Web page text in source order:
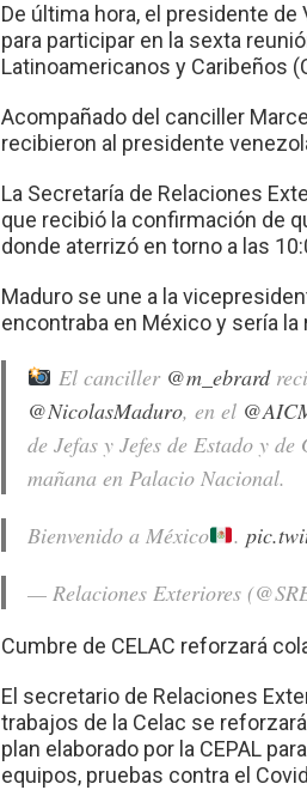
De última hora, el presidente
para participar en la sexta
Latinoamericanos y Caribeños
Acompañado del canciller
recibieron al presidente
La Secretaría de Relaciones
que recibió la confirmación de
donde aterrizó en torno a las
Maduro se une a la
encontraba en México y sería
El canciller @m_ebrard
@NicolasMaduro, en el
de Jefas y Jefes de Estado y
mañana en Palacio Nacional.
Bienvenido a México
.
— Relaciones Exteriores
Cumbre de CELAC reforzará
El secretario de Relaciones
trabajos de la Celac se
plan elaborado por la CEPAL
equipos, pruebas contra el